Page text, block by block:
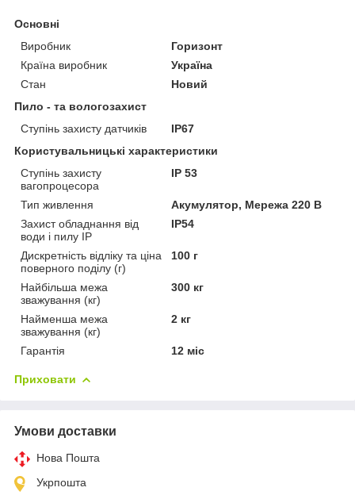
Основні
Виробник
Горизонт
Країна виробник
Україна
Стан
Новий
Пило - та вологозахист
Ступінь захисту датчиків
IP67
Користувальницькі характеристики
Ступінь захисту
вагопроцесора
IP 53
Тип живлення
Акумулятор, Мережа 220 В
Захист обладнання від
води і пилу IP
IP54
Дискретність відліку та ціна
поверного поділу (г)
100 г
Найбільша межа
зважування (кг)
300 кг
Найменша межа
зважування (кг)
2 кг
Гарантія 12 міс
Приховати
Умови доставки
Нова Пошта
Укрпошта